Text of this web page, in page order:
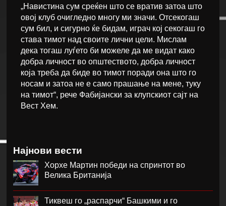
„Навистина сум среќен што се вратив затоа што
овој клуб очигледно многу ми значи. Отсекогаш
сум бил, и сигурно ќе бидам, играч кој секогаш го
става тимот над своите лични цели. Мислам
дека тогаш луѓето би можеле да ме видат како
добра личност во општеството, добра личност
која треба да биде во тимот поради она што го
носам и затоа не е само прашање на мене, туку
на тимот“, рече Фабијански за клупскиот сајт на
Вест Хем.
Најнови вести
Хорхе Мартин победи на спринтот во
Велика Британија
Тиквеш го „распарчи“ Башкими и го